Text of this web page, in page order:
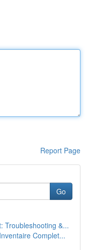
Report Page
Go
Troubleshooting &...
Complet...